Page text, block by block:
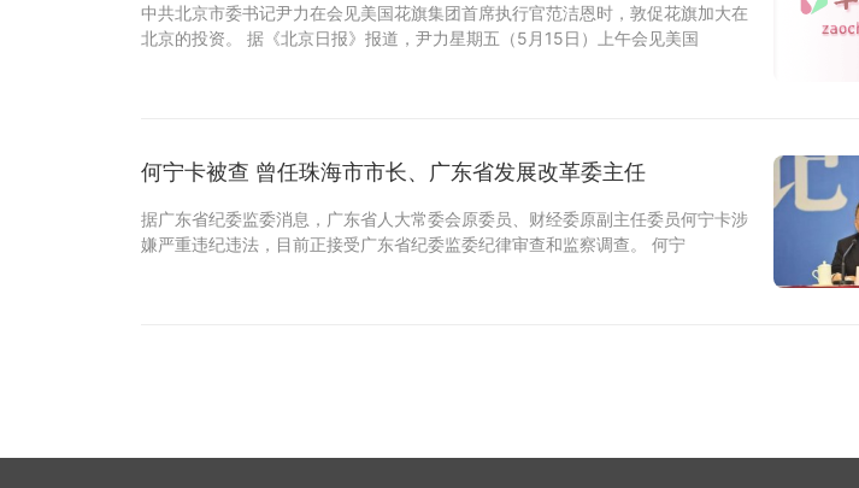
中共北京市委书记尹力在会见美国花旗集团首席执行官范洁恩时，敦促花旗加大在
北京的投资。 据《北京日报》报道，尹力星期五（5月15日）上午会见美国
何宁卡被查 曾任珠海市市长、广东省发展改革委主任
据广东省纪委监委消息，广东省人大常委会原委员、财经委原副主任委员何宁卡涉
嫌严重违纪违法，目前正接受广东省纪委监委纪律审查和监察调查。 何宁